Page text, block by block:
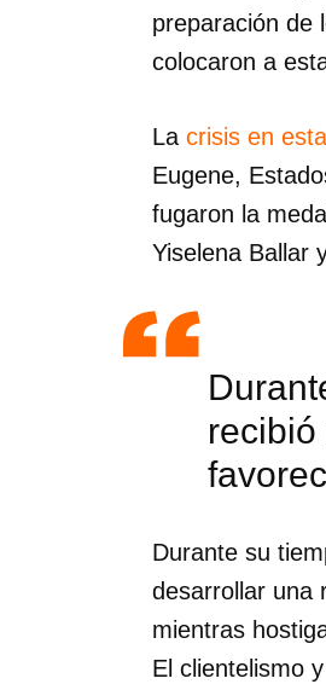
preparación de
colocaron a
La crisis en
Eugene,
fugaron la
Yiselena Ballar
Durante su
desarrollar una
mientras
El clientelismo